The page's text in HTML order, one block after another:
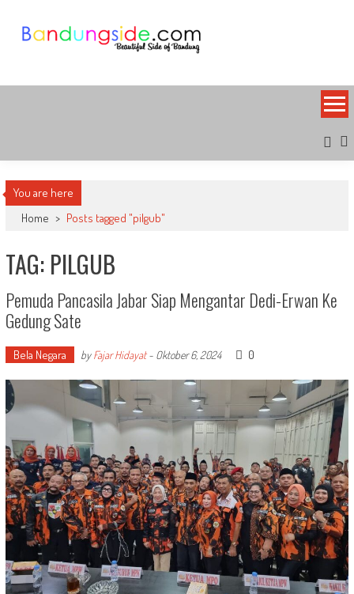
content
You are here
Home > Posts tagged "pilgub"
TAG: PILGUB
Pemuda Pancasila Jabar Siap Mengantar Dedi-Erwan Ke
Gedung Sate
Bela Negara byFajar Hidayat- Oktober 6, 2024 0